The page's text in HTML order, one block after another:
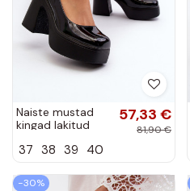
Naiste mustad
kingad lakitud
platvormiga Big
57,33 €
81,90 €
37 38 39 40
−30%